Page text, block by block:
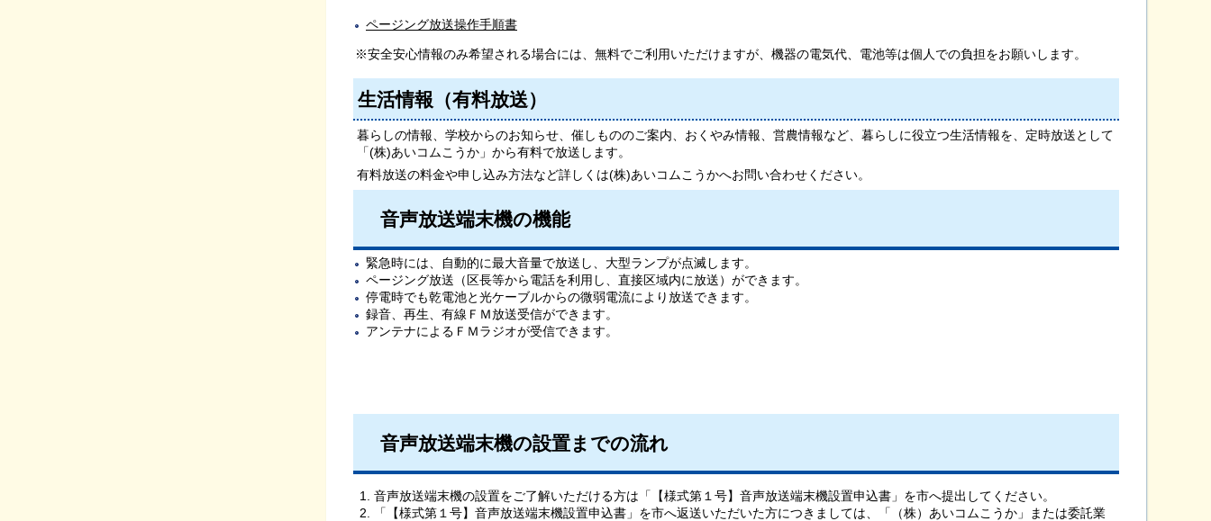
ページング放送操作手順書
※安全安心情報のみ希望される場合には、無料でご利用いただけますが、機器の電気代、電池等は個人での負担をお願いします。
生活情報（有料放送）
暮らしの情報、学校からのお知らせ、催しもののご案内、おくやみ情報、営農情報など、暮らしに役立つ生活情報を、定時放送として
「(株)あいコムこうか」から有料で放送します。
有料放送の料金や申し込み方法など詳しくは(株)あいコムこうかへお問い合わせください。
音声放送端末機の機能
緊急時には、自動的に最大音量で放送し、大型ランプが点滅します。
ページング放送（区長等から電話を利用し、直接区域内に放送）ができます。
停電時でも乾電池と光ケーブルからの微弱電流により放送できます。
録音、再生、有線ＦＭ放送受信ができます。
アンテナによるＦＭラジオが受信できます。
音声放送端末機の設置までの流れ
音声放送端末機の設置をご了解いただける方は「【様式第１号】音声放送端末機設置申込書」を市へ提出してください。
「【様式第１号】音声放送端末機設置申込書」を市へ返送いただいた方につきましては、「（株）あいコムこうか」または委託業